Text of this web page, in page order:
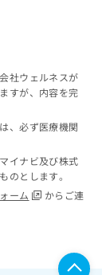
社ウェルネスが
すが、内容を完
、必ず医療機関
イナビ及び株式
のとします。
ーム
からご連